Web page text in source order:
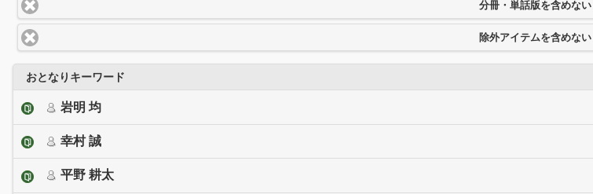
分冊・単話版を含めない
除外アイテムを含めない
おとなりキーワード
岩明 均
幸村 誠
平野 耕太